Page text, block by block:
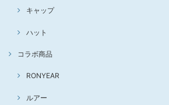
キャップ
ハット
コラボ商品
RONYEAR
ルアー